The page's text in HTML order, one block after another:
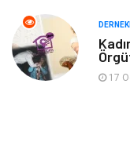
Aksesuar
Bebek Giyim
17